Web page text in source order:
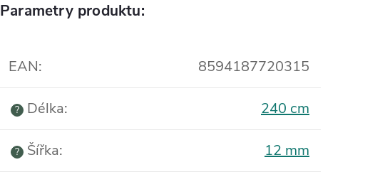
Parametry produktu:
EAN: 8594187720315
? Délka: 240 cm
? Šířka: 12 mm